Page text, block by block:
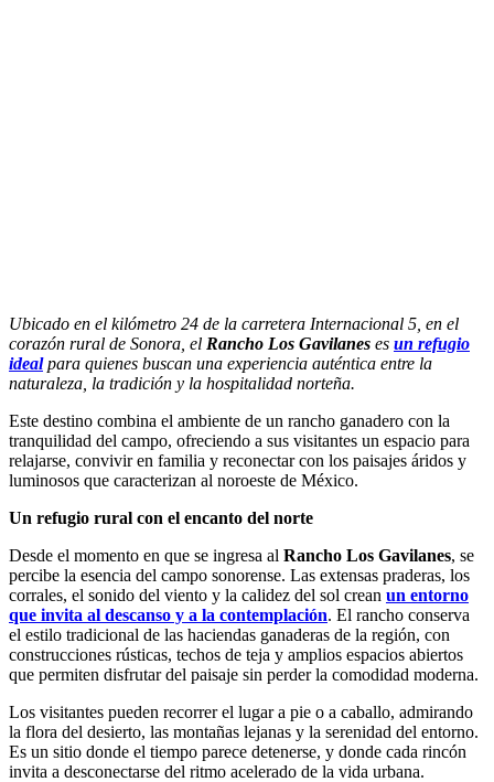
Ubicado en el kilómetro 24 de la carretera Internacional 5, en el
corazón rural de Sonora, el Rancho Los Gavilanes es un refugio
ideal para quienes buscan una experiencia auténtica entre la
naturaleza, la tradición y la hospitalidad norteña.
Este destino combina el ambiente de un rancho ganadero con la
tranquilidad del campo, ofreciendo a sus visitantes un espacio para
relajarse, convivir en familia y reconectar con los paisajes áridos y
luminosos que caracterizan al noroeste de México.
Un refugio rural con el encanto del norte
Desde el momento en que se ingresa al Rancho Los Gavilanes, se
percibe la esencia del campo sonorense. Las extensas praderas, los
corrales, el sonido del viento y la calidez del sol crean un entorno
que invita al descanso y a la contemplación. El rancho conserva
el estilo tradicional de las haciendas ganaderas de la región, con
construcciones rústicas, techos de teja y amplios espacios abiertos
que permiten disfrutar del paisaje sin perder la comodidad moderna.
Los visitantes pueden recorrer el lugar a pie o a caballo, admirando
la flora del desierto, las montañas lejanas y la serenidad del entorno.
Es un sitio donde el tiempo parece detenerse, y donde cada rincón
invita a desconectarse del ritmo acelerado de la vida urbana.